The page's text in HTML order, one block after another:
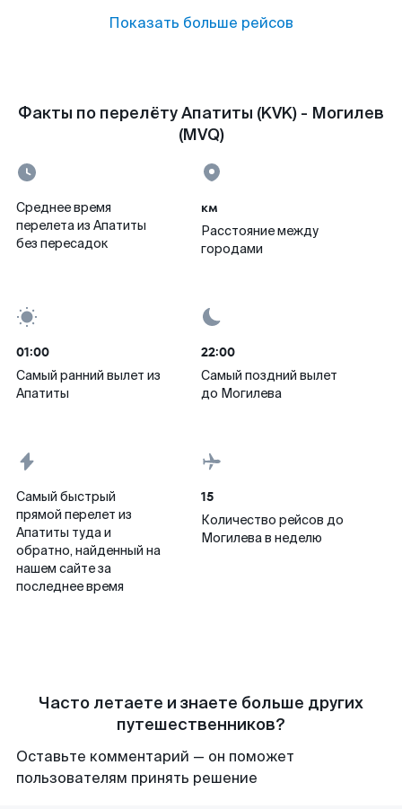
Показать больше рейсов
Факты по перелёту Апатиты (KVK) - Могилев
(MVQ)
Среднее время
перелета из Апатиты
без пересадок
км
Расстояние между
городами
01:00
Самый ранний вылет из
Апатиты
22:00
Самый поздний вылет
до Могилева
Самый быстрый
прямой перелет из
Апатиты туда и
обратно, найденный на
нашем сайте за
последнее время
15
Количество рейсов до
Могилева в неделю
Часто летаете и знаете больше других
путешественников?
Оставьте комментарий — он поможет
пользователям принять решение